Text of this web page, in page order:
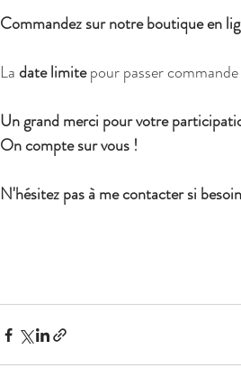
Commandez sur notre boutique en
La date limite pour passer commande
Un grand merci pour votre
On compte sur vous !
N'hésitez pas à me contacter si